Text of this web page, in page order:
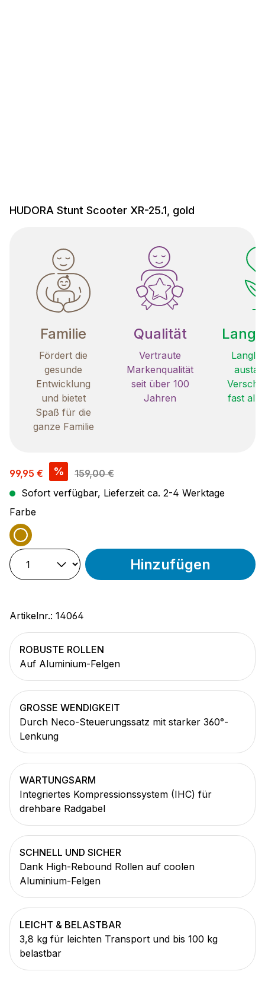
HUDORA Stunt Scooter XR-25.1, gold
Familie
Fördert die
gesunde
Entwicklung
und bietet
Spaß für die
ganze Familie
Qualität
Vertraute
Markenqualität
seit über 100
Jahren
fast
Verkaufspreis:
99,95 € %
159,00 €
Sofort verfügbar, Lieferzeit ca. 2-4 Werktage
Farbeauswählen
gold
Hinzufügen
Artikelnr.: 14064
ROBUSTE ROLLEN
Auf Aluminium-Felgen
GROSSE WENDIGKEIT
Durch Neco-Steuerungssatz mit starker 360°-
Lenkung
WARTUNGSARM
Integriertes Kompressionssystem (IHC) für
drehbare Radgabel
SCHNELL UND SICHER
Dank High-Rebound Rollen auf coolen
Aluminium-Felgen
LEICHT & BELASTBAR
3,8 kg für leichten Transport und bis 100 kg
belastbar